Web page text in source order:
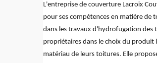
L'entreprise de couverture Lacroix
pour ses compétences en matière de
dans les travaux d'hydrofugation des
propriétaires dans le choix du produit
matériau de leurs toitures. Elle